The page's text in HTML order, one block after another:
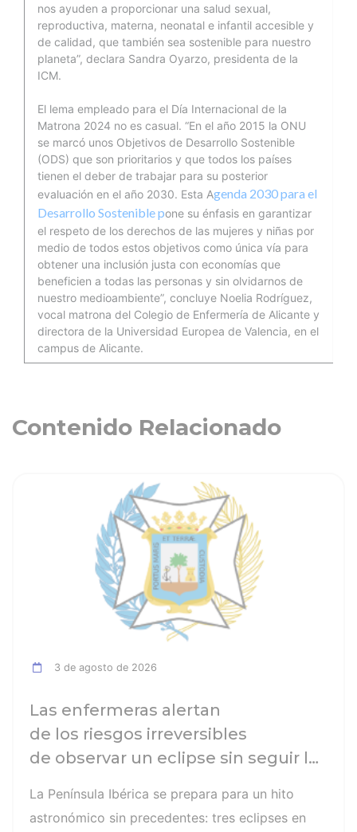
nos ayuden a proporcionar una salud sexual,
reproductiva, materna, neonatal e infantil accesible y
de calidad, que también sea sostenible para nuestro
planeta”, declara Sandra Oyarzo, presidenta de la
ICM.
El lema empleado para el Día Internacional de la
Matrona 2024 no es casual. “En el año 2015 la ONU
se marcó unos Objetivos de Desarrollo Sostenible
(ODS) que son prioritarios y que todos los países
tienen el deber de trabajar para su posterior
evaluación en el año 2030. Esta Agenda 2030 para el
Desarrollo Sostenible pone su énfasis en garantizar
el respeto de los derechos de las mujeres y niñas por
medio de todos estos objetivos como única vía para
obtener una inclusión justa con economías que
beneficien a todas las personas y sin olvidarnos de
nuestro medioambiente”, concluye Noelia Rodríguez,
vocal matrona del Colegio de Enfermería de Alicante y
directora de la Universidad Europea de Valencia, en el
campus de Alicante.
Contenido Relacionado
3 de agosto de 2026
Las enfermeras alertan
de los riesgos irreversibles
de observar un eclipse sin seguir las
solar es el mayor de los peligros
La Península Ibérica se prepara para un hito
astronómico sin precedentes: tres eclipses en